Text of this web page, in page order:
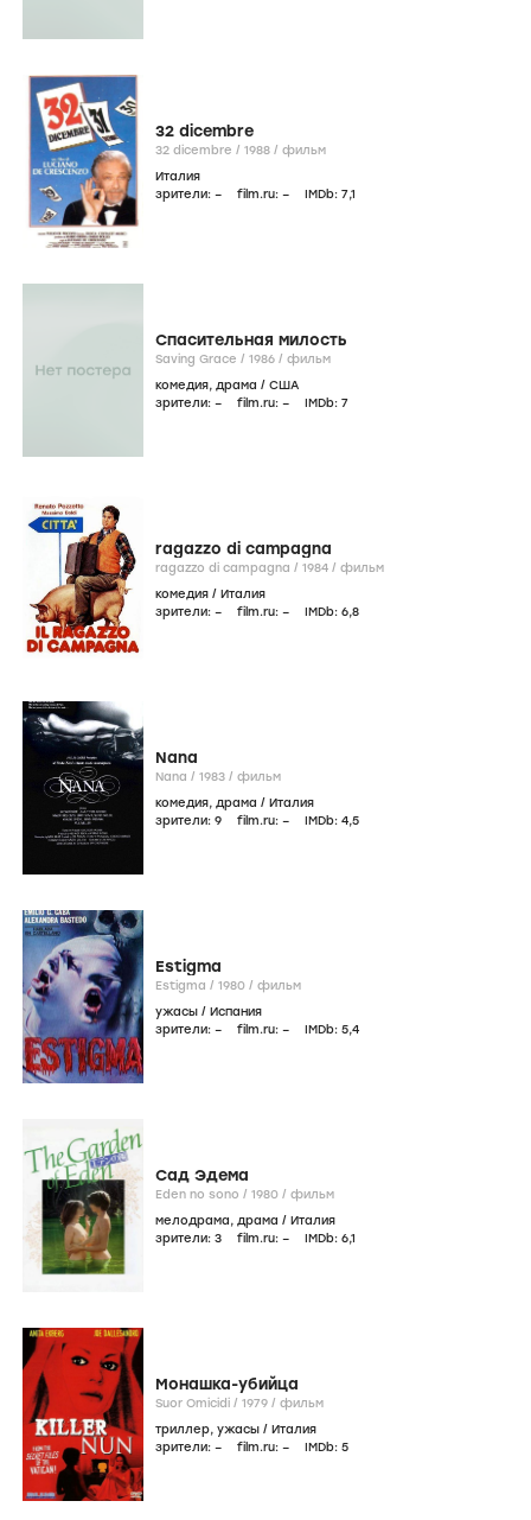
32 dicembre
32 dicembre / 1988 / фильм
Италия
зрители: – film.ru: – IMDb: 7,1
Спасительная милость
Saving Grace / 1986 / фильм
комедия, драма / США
зрители: – film.ru: – IMDb: 7
ragazzo di campagna
ragazzo di campagna / 1984 / фильм
комедия / Италия
зрители: – film.ru: – IMDb: 6,8
Nana
Nana / 1983 / фильм
комедия, драма / Италия
зрители: 9 film.ru: – IMDb: 4,5
Estigma
Estigma / 1980 / фильм
ужасы / Испания
зрители: – film.ru: – IMDb: 5,4
Сад Эдема
Eden no sono / 1980 / фильм
мелодрама, драма / Италия
зрители: 3 film.ru: – IMDb: 6,1
Монашка-убийца
Suor Omicidi / 1979 / фильм
триллер, ужасы / Италия
зрители: – film.ru: – IMDb: 5